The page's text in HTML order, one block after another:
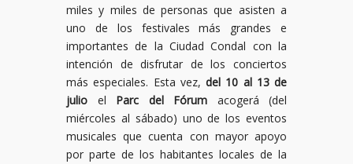
miles y miles de personas que asisten a
uno de los festivales más grandes e
importantes de la Ciudad Condal con la
intención de disfrutar de los conciertos
más especiales. Esta vez, del 10 al 13 de
julio el Parc del Fórum acogerá (del
miércoles al sábado) uno de los eventos
musicales que cuenta con mayor apoyo
por parte de los habitantes locales de la